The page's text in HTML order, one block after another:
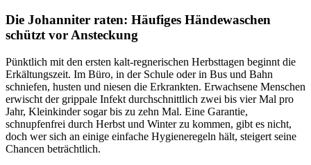
Die Johanniter raten: Häufiges Händewaschen
schützt vor Ansteckung
Pünktlich mit den ersten kalt-regnerischen Herbsttagen beginnt die
Erkältungszeit. Im Büro, in der Schule oder in Bus und Bahn
schniefen, husten und niesen die Erkrankten. Erwachsene Menschen
erwischt der grippale Infekt durchschnittlich zwei bis vier Mal pro
Jahr, Kleinkinder sogar bis zu zehn Mal. Eine Garantie,
schnupfenfrei durch Herbst und Winter zu kommen, gibt es nicht,
doch wer sich an einige einfache Hygieneregeln hält, steigert seine
Chancen beträchtlich.